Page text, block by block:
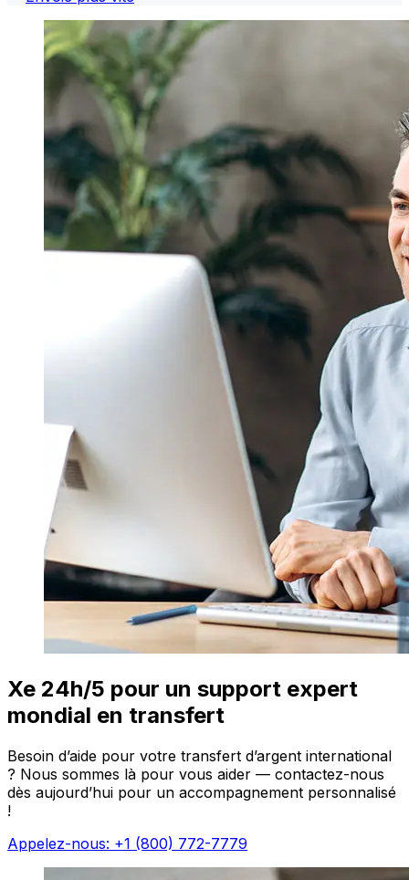
Xe 24h/5 pour un support expert
mondial en transfert
Besoin d’aide pour votre transfert d’argent international
? Nous sommes là pour vous aider — contactez-nous
dès aujourd’hui pour un accompagnement personnalisé
!
Appelez-nous: +1 (800) 772-7779